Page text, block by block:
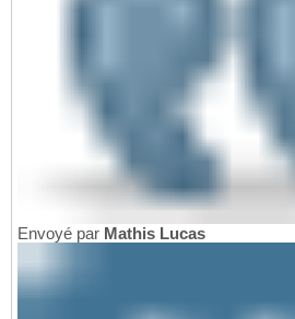
Envoyé par Mathis Lucas